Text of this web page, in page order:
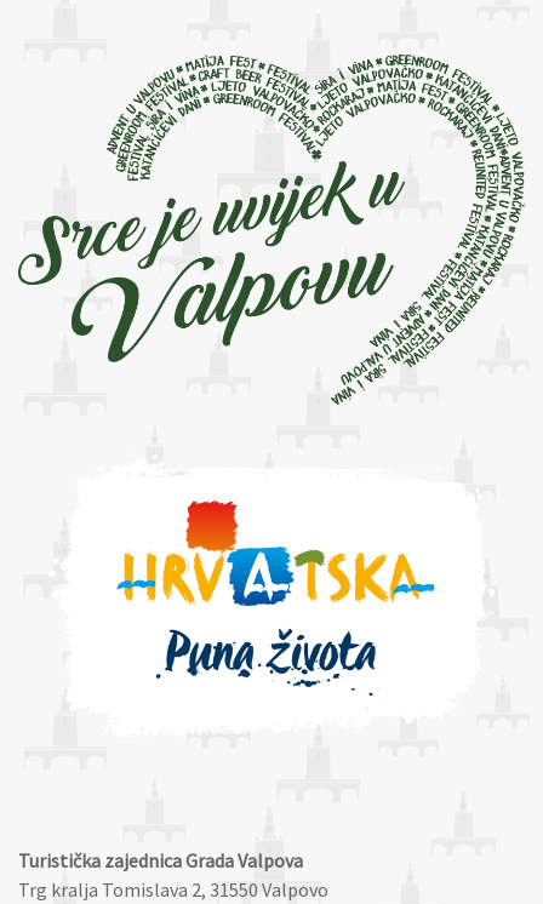
Turistička zajednica Grada Valpova
Trg kralja Tomislava 2, 31550 Valpovo